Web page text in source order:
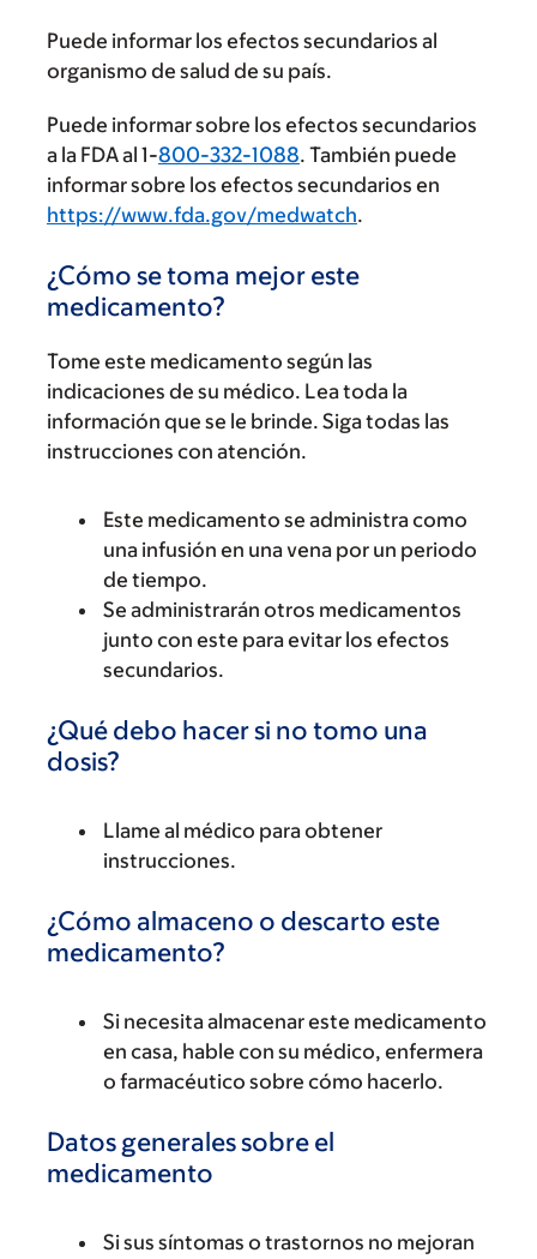
Puede informar los efectos secundarios al
organismo de salud de su país.
Puede informar sobre los efectos secundarios
a la FDA al 1-800-332-1088. También puede
informar sobre los efectos secundarios en
https://www.fda.gov/medwatch.
¿Cómo se toma mejor este
medicamento?
Tome este medicamento según las
indicaciones de su médico. Lea toda la
información que se le brinde. Siga todas las
instrucciones con atención.
Este medicamento se administra como
una infusión en una vena por un periodo
de tiempo.
Se administrarán otros medicamentos
junto con este para evitar los efectos
secundarios.
¿Qué debo hacer si no tomo una
dosis?
Llame al médico para obtener
instrucciones.
¿Cómo almaceno o descarto este
medicamento?
Si necesita almacenar este medicamento
en casa, hable con su médico, enfermera
o farmacéutico sobre cómo hacerlo.
Datos generales sobre el
medicamento
Si sus síntomas o trastornos no mejoran